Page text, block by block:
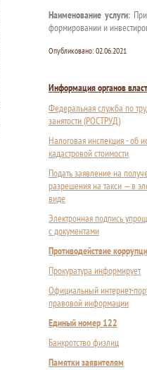
Наименование услуги:
формировании и
Опубликовано: 02.06.2021
Информация органов
Федеральная служба по
занятости (РОСТРУД)
Налоговая инспекция - об
кадастровой стоимости
Подать заявление на
разрешения на такси — в
виде
Электронная подпись
с документами
Противодействие
Прокуратура информирует
Официальный интернет-
правовой информации
Единый номер 122
Банкротство физлиц
Памятки заявителям